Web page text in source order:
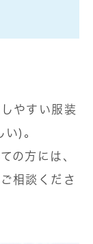
やすい服装
)。
の方には、
相談くださ